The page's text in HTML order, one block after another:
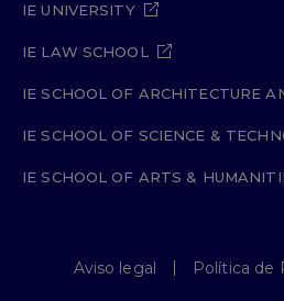
IE UNIVERSITY
IE LAW SCHOOL
IE SCHOOL OF ARCHITECTURE
IE SCHOOL OF SCIENCE &
IE SCHOOL OF ARTS &
Aviso legal Política de